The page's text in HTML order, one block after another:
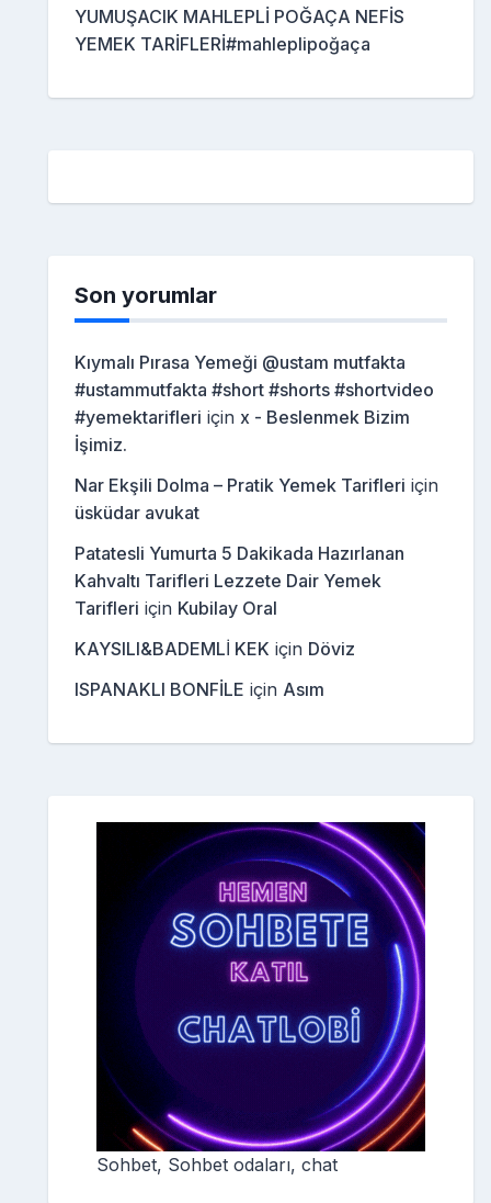
YUMUŞACIK MAHLEPLİ POĞAÇA NEFİS
YEMEK TARİFLERİ#mahleplipoğaça
Son yorumlar
Kıymalı Pırasa Yemeği @ustam mutfakta
#ustammutfakta #short #shorts #shortvideo
#yemektarifleri için x - Beslenmek Bizim
İşimiz.
Nar Ekşili Dolma – Pratik Yemek Tarifleri için
üsküdar avukat
Patatesli Yumurta 5 Dakikada Hazırlanan
Kahvaltı Tarifleri Lezzete Dair Yemek
Tarifleri için Kubilay Oral
KAYSILI&BADEMLİ KEK için Döviz
ISPANAKLI BONFİLE için Asım
Sohbet, Sohbet odaları, chat